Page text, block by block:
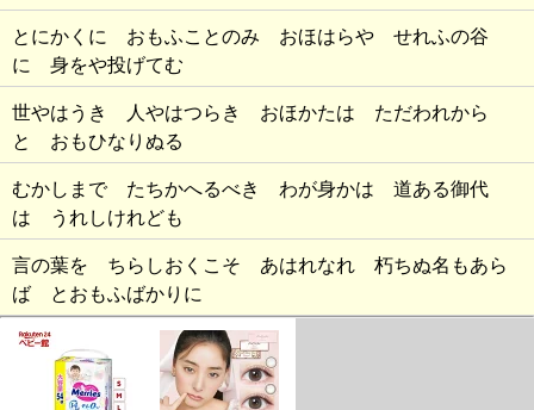
とにかくに おもふことのみ おほはらや せれふの谷
に 身をや投げてむ
世やはうき 人やはつらき おほかたは ただわれから
と おもひなりぬる
むかしまで たちかへるべき わが身かは 道ある御代
は うれしけれども
言の葉を ちらしおくこそ あはれなれ 朽ちぬ名もあら
ば とおもふばかりに